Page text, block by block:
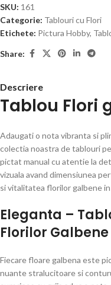
SKU: 161
Categorie: Tablouri cu Flori
Etichete: Pictura Hobby,
Share:
Descriere
Tablou Flori
Adaugati o nota vibranta si
colectia noastra de tablouri
pictat manual cu atentie la
vizuala avand dimensiunea
si vitalitatea florilor galbene
Eleganta –
Florilor Galbene
Fiecare floare galbena este
nuante stralucitoare si